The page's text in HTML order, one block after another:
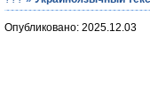
Опубликовано: 2025.12.03